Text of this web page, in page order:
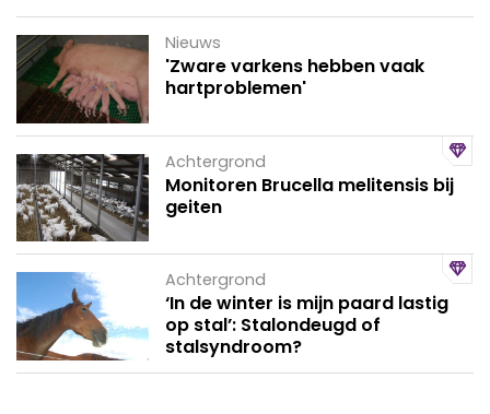
Nieuws
'Zware varkens hebben vaak
hartproblemen'
Achtergrond
Monitoren Brucella melitensis bij
geiten
Achtergrond
‘In de winter is mijn paard lastig
op stal’: Stalondeugd of
stalsyndroom?